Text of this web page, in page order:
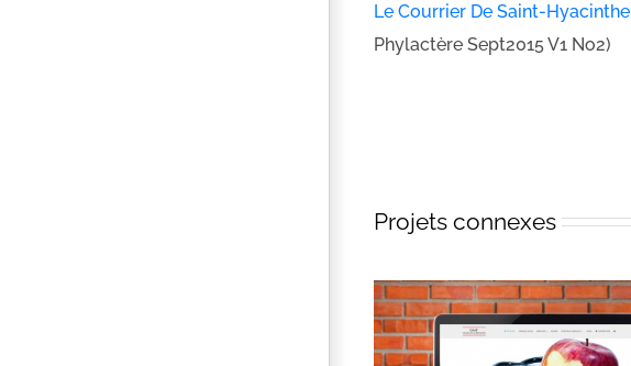
Le Courrier De Saint-Hyacinthe
Phylactère Sept2015 V1 No2)
Projets connexes